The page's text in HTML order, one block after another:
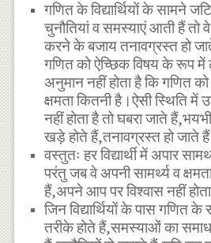
गणित के विद्यार्थियों के सामने
चुनौतियां व समस्याएं आती हैं
करने के बजाय तनावग्रस्त हो
गणित को ऐच्छिक विषय के रूप में
अनुमान नहीं होता है कि गणित
क्षमता कितनी है।ऐसी स्थिति
नहीं होता है तो घबरा जाते
खड़े होते हैं,तनावग्रस्त हो जाते
वस्तुतः हर विद्यार्थी में अपार
परंतु जब वे अपनी सामर्थ्य व
हैं,अपने आप पर विश्वास नहीं
जिन विद्यार्थियों के पास गणित
तरीके होते हैं,समस्याओं का